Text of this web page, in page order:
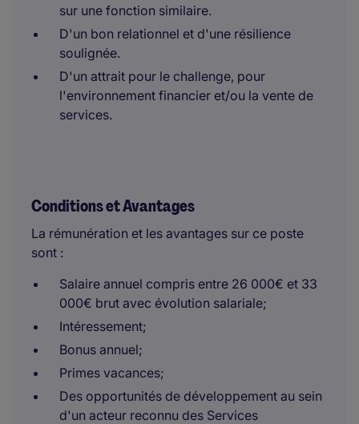
sur une fonction similaire.
D'un bon relationnel et d'une résilience
soulignée.
D'un attrait pour le challenge, pour
l'environnement financier et/ou la vente de
services.
Conditions et Avantages
La rémunération et les avantages sur ce poste
sont :
Salaire annuel compris entre 26 000€ et 33
000€ brut avec évolution salariale;
Intéressement;
Bonus annuel;
Primes vacances;
Des opportunités de développement au sein
d'un acteur reconnu des Services